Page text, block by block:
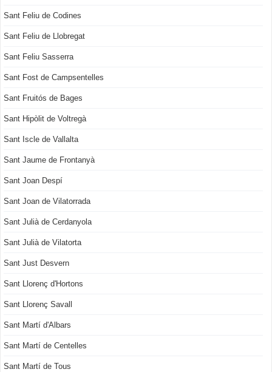
Sant Feliu de Codines
Sant Feliu de Llobregat
Sant Feliu Sasserra
Sant Fost de Campsentelles
Sant Fruitós de Bages
Sant Hipòlit de Voltregà
Sant Iscle de Vallalta
Sant Jaume de Frontanyà
Sant Joan Despí
Sant Joan de Vilatorrada
Sant Julià de Cerdanyola
Sant Julià de Vilatorta
Sant Just Desvern
Sant Llorenç d'Hortons
Sant Llorenç Savall
Sant Martí d'Albars
Sant Martí de Centelles
Sant Martí de Tous